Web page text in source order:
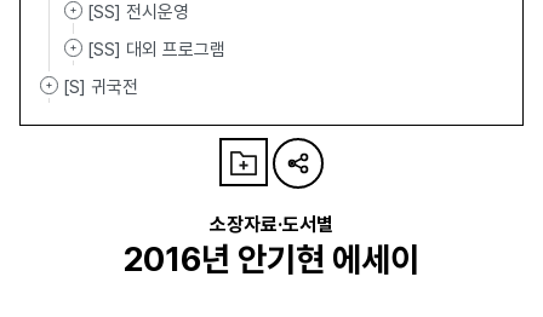
[SS] 전시운영
[SS] 대외 프로그램
[S] 귀국전
소장자료·도서별
2016년 안기현 에세이